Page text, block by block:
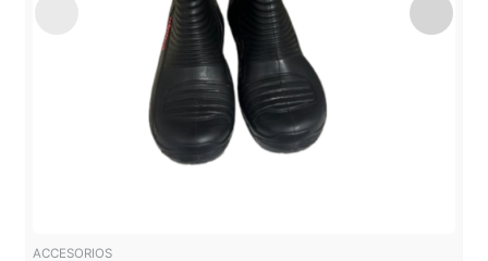
ACCESORIOS